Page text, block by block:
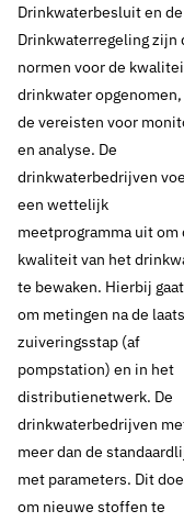
Thema's:
Drinkwaterbesluit en de
Drinkwaterregeling zijn
normen voor de
drinkwater opgenomen,
de vereisten voor
en analyse. De
drinkwaterbedrijven
een wettelijk
meetprogramma uit om
kwaliteit van het
te bewaken. Hierbij
om metingen na de
zuiveringsstap (af
pompstation) en in het
distributienetwerk. De
drinkwaterbedrijven
meer dan de
met parameters. Dit
om nieuwe stoffen te